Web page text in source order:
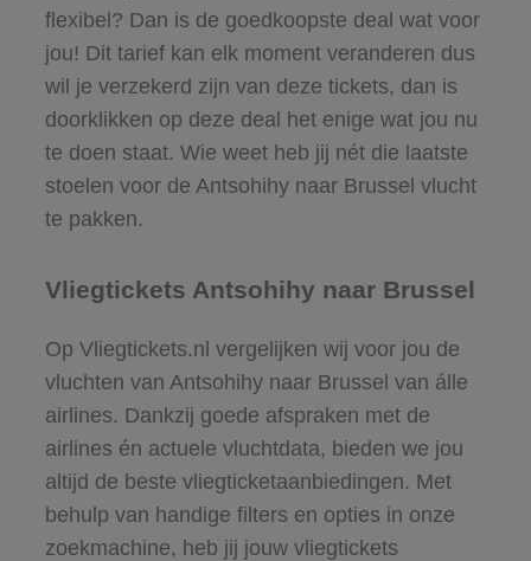
flexibel? Dan is de goedkoopste deal wat voor
jou! Dit tarief kan elk moment veranderen dus
wil je verzekerd zijn van deze tickets, dan is
doorklikken op deze deal het enige wat jou nu
te doen staat. Wie weet heb jij nét die laatste
stoelen voor de Antsohihy naar Brussel vlucht
te pakken.
Vliegtickets Antsohihy naar Brussel
Op Vliegtickets.nl vergelijken wij voor jou de
vluchten van Antsohihy naar Brussel van álle
airlines. Dankzij goede afspraken met de
airlines én actuele vluchtdata, bieden we jou
altijd de beste vliegticketaanbiedingen. Met
behulp van handige filters en opties in onze
zoekmachine, heb jij jouw vliegtickets